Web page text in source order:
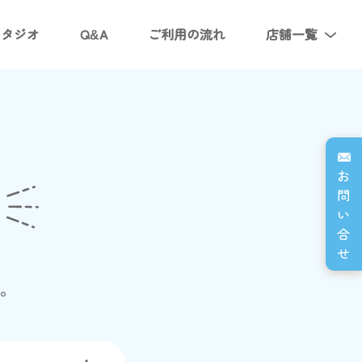
ジオ Q&A ご利用の流れ 店舗一覧
お
問
い
合
せ